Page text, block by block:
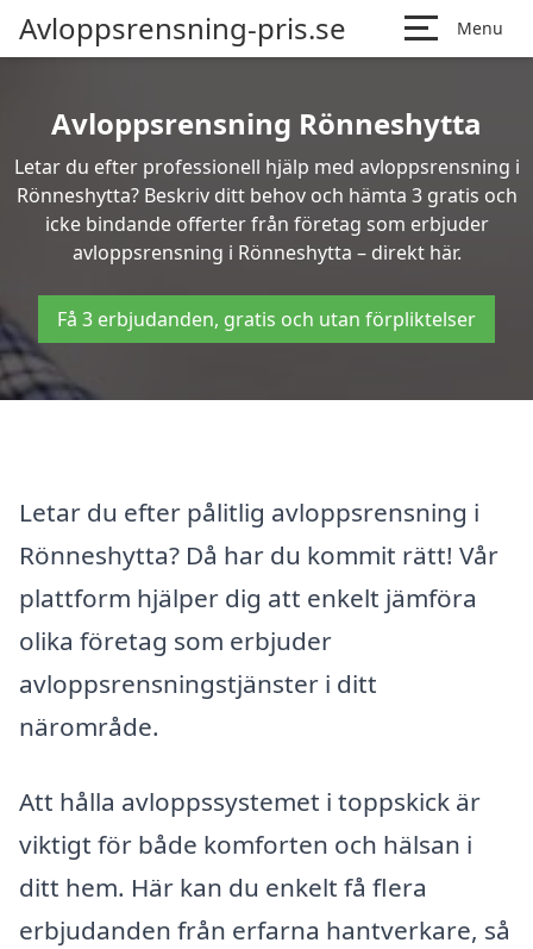
Avloppsrensning-pris.se Menu
Avloppsrensning Rönneshytta
Letar du efter professionell hjälp med avloppsrensning i
Rönneshytta? Beskriv ditt behov och hämta 3 gratis och
icke bindande offerter från företag som erbjuder
avloppsrensning i Rönneshytta – direkt här.
Få 3 erbjudanden, gratis och utan förpliktelser
Letar du efter pålitlig avloppsrensning i
Rönneshytta? Då har du kommit rätt! Vår
plattform hjälper dig att enkelt jämföra
olika företag som erbjuder
avloppsrensningstjänster i ditt
närområde.
Att hålla avloppssystemet i toppskick är
viktigt för både komforten och hälsan i
ditt hem. Här kan du enkelt få flera
erbjudanden från erfarna hantverkare, så